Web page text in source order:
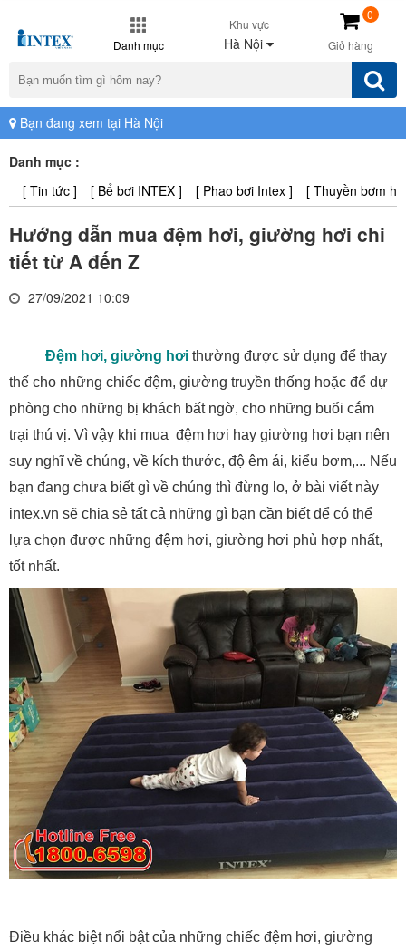
Danh mục
Khu vực
Hà Nội Giỏ hàng
0
Bạn đang xem tại Hà Nội
Danh mục :
[ Tin tức ]
[ Bể bơi INTEX ] [ Phao bơi Intex ] [ Thuyền bơm
Hướng dẫn mua đệm hơi, giường hơi chi
tiết từ A đến Z
27/09/2021 10:09
Đệm hơi, giường hơi thường được sử dụng để thay
thế cho những chiếc đệm, giường truyền thống hoặc để dự
phòng cho những bị khách bất ngờ, cho những buổi cắm
trại thú vị. Vì vậy khi mua đệm hơi hay giường hơi bạn nên
suy nghĩ về chúng, về kích thước, độ êm ái, kiểu bơm,... Nếu
bạn đang chưa biết gì về chúng thì đừng lo, ở bài viết này
intex.vn sẽ chia sẻ tất cả những gì bạn cần biết để có thể
lựa chọn được những đệm hơi, giường hơi phù hợp nhất,
tốt nhất.
Điều khác biệt nổi bật của những chiếc đệm hơi, giường